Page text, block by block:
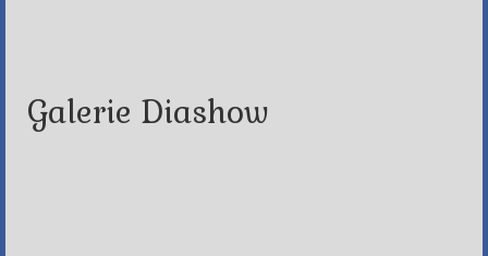
Galerie Diashow